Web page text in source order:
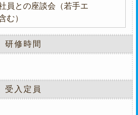
員との座談会（若手エ
む）
研修時間
受入定員